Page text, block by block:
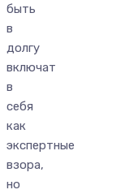
быть
в
долгу
включат
в
себя
как
экспертные
взора,
но